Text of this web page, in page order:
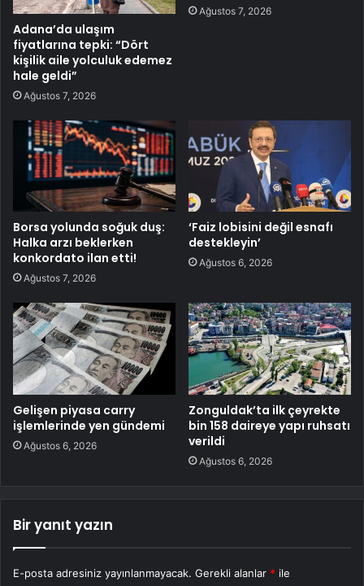
Adana’da ulaşım
fiyatlarına tepki: “Dört
kişilik aile yolculuk edemez
hale geldi”
Ağustos 7, 2026
Ağustos 7, 2026
Borsa yolunda soğuk duş:
Halka arzı beklerken
konkordato ilan etti!
Ağustos 7, 2026
‘Faiz lobisini değil esnafı
destekleyin’
Ağustos 6, 2026
Gelişen piyasa carry
işlemlerinde yen gündemi
Ağustos 6, 2026
Zonguldak’ta ilk çeyrekte
bin 158 daireye yapı ruhsatı
verildi
Ağustos 6, 2026
Bir yanıt yazın
E-posta adresiniz yayınlanmayacak. Gerekli alanlar * ile